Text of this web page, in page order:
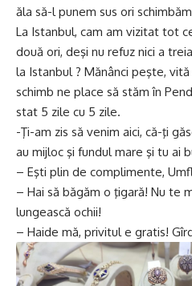
ăla să-l punem sus ori
La Istanbul, cam am vizitat tot
două ori, deşi nu refuz nici a
la Istanbul ? Mănânci peşte,
schimb ne place să stăm în
stat 5 zile cu 5 zile.
-Ţi-am zis să venim aici, că-ţi
au mijloc şi fundul mare şi tu ai
– Eşti plin de complimente,
– Hai să băgăm o ţigară! Nu te
lungească ochii!
– Haide mă, privitul e gratis!